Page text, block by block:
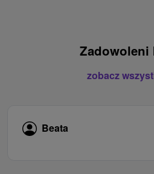
Zadowoleni
zobacz
Beata